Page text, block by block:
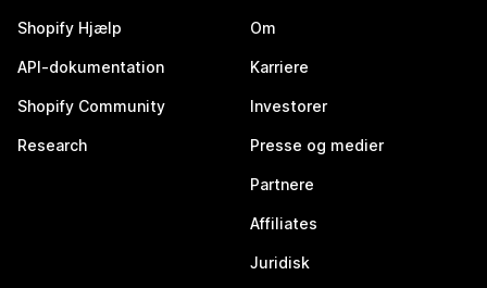
Shopify Hjælp
API-dokumentation
Shopify Community
Research
Om
Karriere
Investorer
Presse og medier
Partnere
Affiliates
Juridisk